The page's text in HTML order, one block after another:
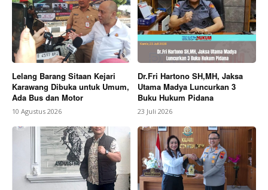
Lelang Barang Sitaan Kejari
Karawang Dibuka untuk Umum,
Ada Bus dan Motor
10 Agustus 2026
Dr.Fri Hartono SH,MH, Jaksa
Utama Madya Luncurkan 3
Buku Hukum Pidana
23 Juli 2026